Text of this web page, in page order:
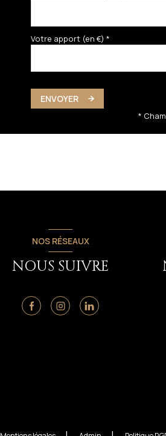
Votre apport (en €) *
ENVOYER
*
NOS RÉSEAUX
NOUS SUIVRE